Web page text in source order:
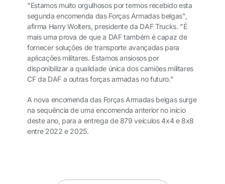
"Estamos muito orgulhosos por termos recebido esta
segunda encomenda das Forças Armadas belgas",
afirma Harry Wolters, presidente da DAF Trucks. "É
mais uma prova de que a DAF também é capaz de
fornecer soluções de transporte avançadas para
aplicações militares. Estamos ansiosos por
disponibilizar a qualidade única dos camiões militares
CF da DAF a outras forças armadas no futuro."
A nova encomenda das Forças Armadas belgas surge
na sequência de uma encomenda anterior no início
deste ano, para a entrega de 879 veículos 4x4 e 8x8
entre 2022 e 2025.